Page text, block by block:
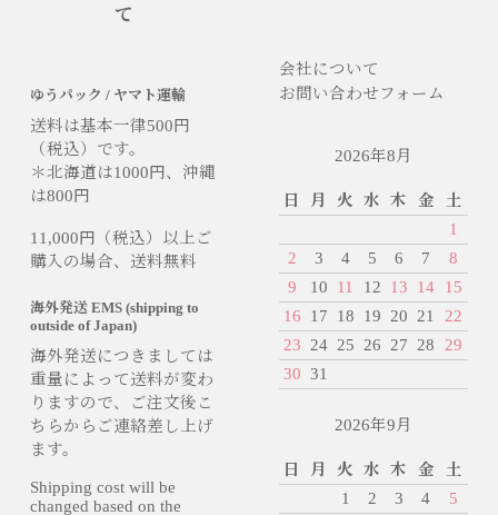
て
ゆうパック / ヤマト運輸
送料は基本一律500円
（税込）です。
＊北海道は1000円、沖縄
は800円
11,000円（税込）以上ご
購入の場合、送料無料
海外発送 EMS (shipping to
outside of Japan)
海外発送につきましては
重量によって送料が変わ
りますので、ご注文後こ
ちらからご連絡差し上げ
ます。
Shipping cost will be
changed based on the
会社について
お問い合わせフォーム
2026年8月
日 月 火 水 木 金
土
1
2
3 4 5 6 7
8
9
10 11 12 13 14
15
16
17 18 19 20 21
22
23 24 25 26 27 28
29
30 31
2026年9月
日 月 火 水 木 金
土
1
2 3 4 5